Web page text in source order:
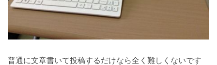
普通に文章書いて投稿するだけなら全く難しくないです